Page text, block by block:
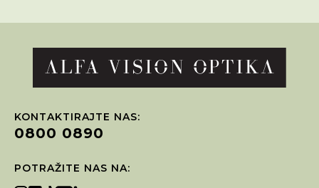
KONTAKTIRAJTE NAS:
0800 0890
POTRAŽITE NAS NA: